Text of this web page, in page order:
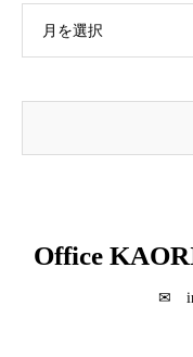
月を選択
Office
✉